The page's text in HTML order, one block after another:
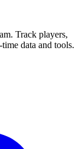
Track players,
data and tools.